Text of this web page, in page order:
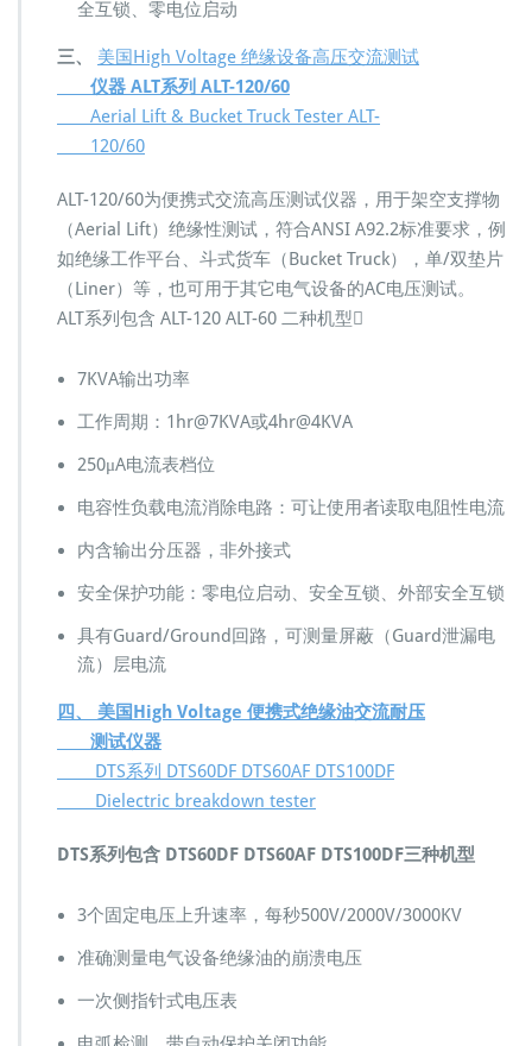
全互锁、零电位启动
三、 美国High Voltage 绝缘设备高压交流测试
仪器 ALT系列 ALT-120/60
Aerial Lift & Bucket Truck Tester ALT-
120/60
ALT-120/60为便携式交流高压测试仪器，用于架空支撑物
（Aerial Lift）绝缘性测试，符合ANSI A92.2标准要求，例
如绝缘工作平台、斗式货车（Bucket Truck），单/双垫片
（Liner）等，也可用于其它电气设备的AC电压测试。
ALT系列包含 ALT-120 ALT-60 二种机型
7KVA输出功率
工作周期：1hr@7KVA或4hr@4KVA
250μA电流表档位
电容性负载电流消除电路：可让使用者读取电阻性电流
内含输出分压器，非外接式
安全保护功能：零电位启动、安全互锁、外部安全互锁
具有Guard/Ground回路，可测量屏蔽（Guard泄漏电
流）层电流
四、 美国High Voltage 便携式绝缘油交流耐压
测试仪器
DTS系列 DTS60DF DTS60AF DTS100DF
Dielectric breakdown tester
DTS系列包含 DTS60DF DTS60AF DTS100DF三种机型
3个固定电压上升速率，每秒500V/2000V/3000KV
准确测量电气设备绝缘油的崩溃电压
一次侧指针式电压表